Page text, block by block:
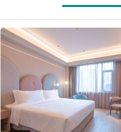
Más información